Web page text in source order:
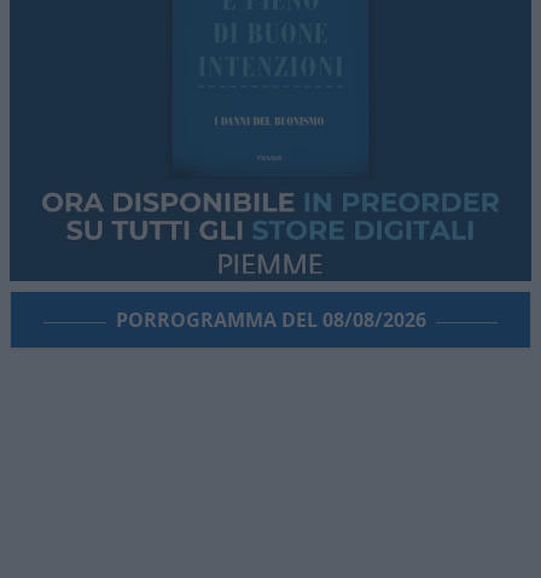
PORROGRAMMA DEL 08/08/2026